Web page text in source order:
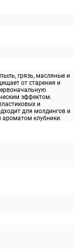
грязь, масляные и
от старения и
эффектом.
и
для молдингов и
клубники.